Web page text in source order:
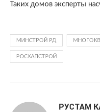
Таких домов эксперты
МИНСТРОЙ РД
РОСКАПСТРОЙ
РУСТАМ